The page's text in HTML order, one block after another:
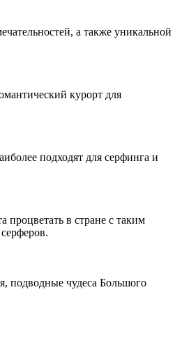
а также уникальной
курорт для
подходят для серфинга и
процветать в стране с таким
подводные чудеса Большого